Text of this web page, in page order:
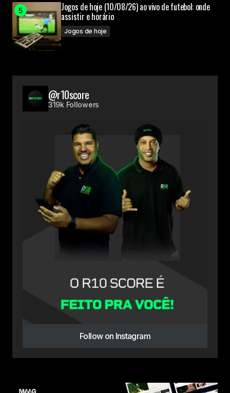
Jogos de hoje (10/08/26) ao vivo de futebol: onde
assistir e horário
Jogos de hoje
@r10score
319k Followers
Follow on Instagram